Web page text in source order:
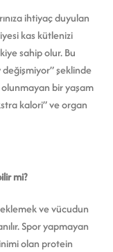
ihtiyaç duyulan
kas kütlenizi
sahip olur. Bu
şeklinde
olunmayan bir yaşam
kalori” ve organ
mi?
ve vücudun
Spor yapmayan
olan protein